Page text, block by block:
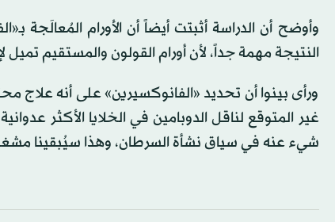
وأوضح أن الدراسة أثبتت أيضاً أن الأورام المُعالَجة
النتيجة مهمة جداً، لأن أورام القولون والمستقيم
ورأى بينوا أن تحديد «الفانوكسيرين» على أنه
غير المتوقع لناقل الدوبامين في الخلايا الأكثر
شيء عنه في سياق نشأة السرطان، وهذا سيُبقينا